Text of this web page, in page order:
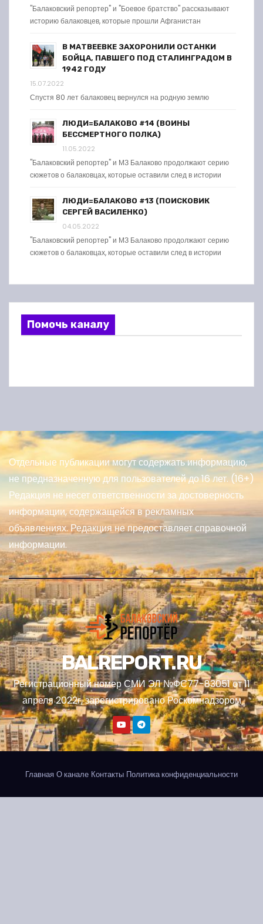
"Балаковский репортер" и "Боевое братство" рассказывают
историю балаковцев, которые прошли Афганистан
В МАТВЕЕВКЕ ЗАХОРОНИЛИ ОСТАНКИ
БОЙЦА, ПАВШЕГО ПОД СТАЛИНГРАДОМ В
1942 ГОДУ
15.07.2022
Спустя 80 лет балаковец вернулся на родную землю
ЛЮДИ=БАЛАКОВО #14 (ВОИНЫ
БЕССМЕРТНОГО ПОЛКА)
11.05.2022
"Балаковский репортер" и МЗ Балаково продолжают серию
сюжетов о балаковцах, которые оставили след в истории
ЛЮДИ=БАЛАКОВО #13 (ПОИСКОВИК
СЕРГЕЙ ВАСИЛЕНКО)
04.05.2022
"Балаковский репортер" и МЗ Балаково продолжают серию
сюжетов о балаковцах, которые оставили след в истории
Помочь каналу
Отдельные публикации могут содержать информацию,
не предназначенную для пользователей до 16 лет. (16+)
Редакция не несет ответственности за достоверность
информации, содержащейся в рекламных
объявлениях. Редакция не предоставляет справочной
информации.
BALREPORT.RU
Регистрационный номер СМИ ЭЛ №ФС77-83051 от 11
апреля 2022г, зарегистрировано Роскомнадзором
Главная О канале Контакты Политика конфиденциальности